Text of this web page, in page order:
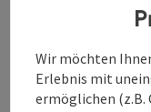
E-Mail*
Wir möchten
Erlebnis mit
ermöglichen (z.B.